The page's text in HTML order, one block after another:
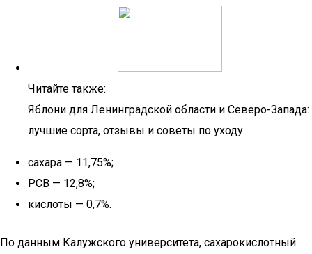
Читайте также:
Яблони для Ленинградской области и Северо-Запада:
лучшие сорта, отзывы и советы по уходу
сахара — 11,75%;
РСВ — 12,8%;
кислоты — 0,7%.
По данным Калужского университета, сахарокислотный